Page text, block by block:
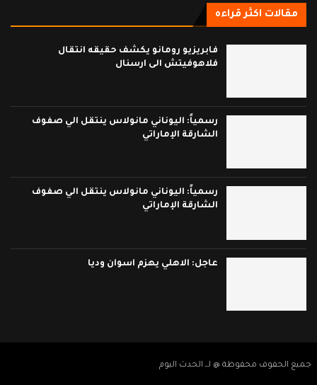
مقالات اكثر قراءه
فابريزيو رومانو يكشف حقيقه انتقال
فلاهوفيتش الى ارسنال
رسمياً: اليوناني مانولاس ينتقل الي صفوف
الشارقة الإماراتي
رسمياً: اليوناني مانولاس ينتقل الي صفوف
الشارقة الإماراتي
عاجل: الاهلي يهزم اسوان وديا
جميع الحفوف محفوظة @ لــ الحدث اليوم